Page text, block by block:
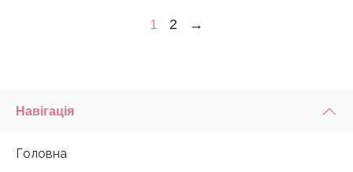
1 2 →
Навігація
Головна